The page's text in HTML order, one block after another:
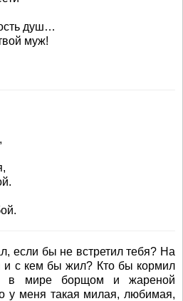
душ…
муж!
если бы не встретил тебя? На
и с кем бы жил? Кто бы кормил
в мире борщом и жареной
у меня такая милая, любимая,